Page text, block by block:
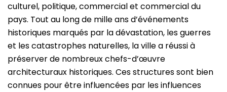
culturel, politique, commercial et commercial du
pays. Tout au long de mille ans d’événements
historiques marqués par la dévastation, les guerres
et les catastrophes naturelles, la ville a réussi à
préserver de nombreux chefs-d’œuvre
architecturaux historiques. Ces structures sont bien
connues pour être influencées par les influences